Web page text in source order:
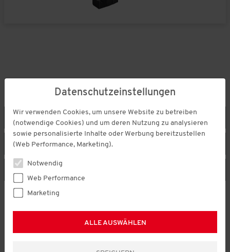
HERREN
Jacken
Poloshirts
Datenschutzeinstellungen
Wir verwenden Cookies, um unsere Website zu betreiben
(notwendige Cookies) und um deren Nutzung zu analysieren
sowie personalisierte Inhalte oder Werbung bereitzustellen
(Web Performance, Marketing).
Notwendig
Web Performance
Marketing
ALLE AUSWÄHLEN